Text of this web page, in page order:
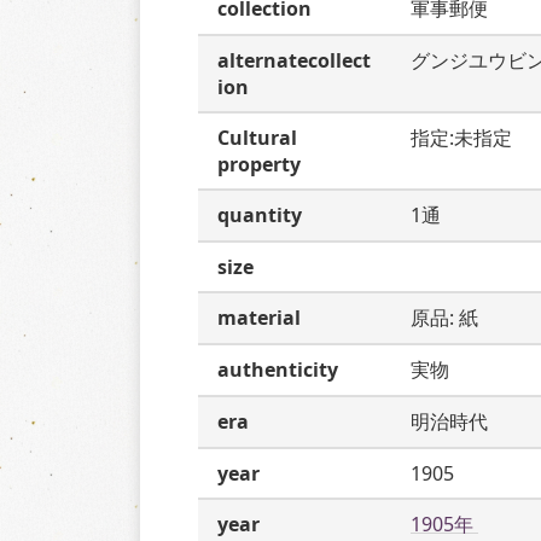
collection
軍事郵便
alternatecollect
ion
グンジユウビ
Cultural
property
指定:未指定
quantity
1通
size
material
原品: 紙
authenticity
実物
era
明治時代
year
1905
year
1905年